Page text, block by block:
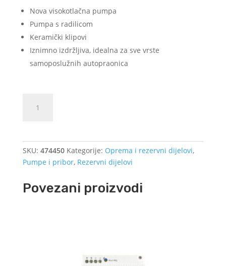
Nova visokotlačna pumpa
Pumpa s radilicom
Keramički klipovi
Iznimno izdržljiva, idealna za sve vrste
samoposlužnih autopraonica
pumpa
količina
SKU: 474450 Kategorije: Oprema i rezervni dijelovi,
Pumpe i pribor, Rezervni dijelovi
Povezani proizvodi